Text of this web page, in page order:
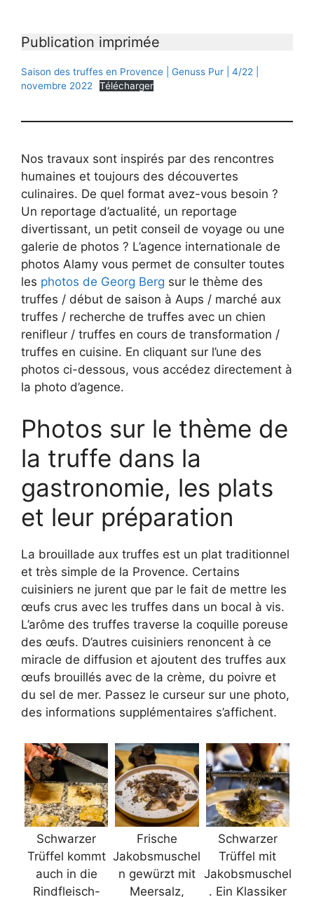
Publication imprimée
Saison des truffes en Provence | Genuss Pur | 4/22 |
novembre 2022
Télécharger
Nos travaux sont inspirés par des rencontres
humaines et toujours des découvertes
culinaires. De quel format avez-vous besoin ?
Un reportage d’actualité, un reportage
divertissant, un petit conseil de voyage ou une
galerie de photos ? L’agence internationale de
photos Alamy vous permet de consulter toutes
les photos de Georg Berg sur le thème des
truffes / début de saison à Aups / marché aux
truffes / recherche de truffes avec un chien
renifleur / truffes en cours de transformation /
truffes en cuisine. En cliquant sur l’une des
photos ci-dessous, vous accédez directement à
la photo d’agence.
Photos sur le thème de
la truffe dans la
gastronomie, les plats
et leur préparation
La brouillade aux truffes est un plat traditionnel
et très simple de la Provence. Certains
cuisiniers ne jurent que par le fait de mettre les
œufs crus avec les truffes dans un bocal à vis.
L’arôme des truffes traverse la coquille poreuse
des œufs. D’autres cuisiniers renoncent à ce
miracle de diffusion et ajoutent des truffes aux
œufs brouillés avec de la crème, du poivre et
du sel de mer. Passez le curseur sur une photo,
des informations supplémentaires s’affichent.
Schwarzer
Trüffel kommt
auch in die
Rindfleisch-
Frische
Jakobsmuschel
n gewürzt mit
Meersalz,
Schwarzer
Trüffel mit
Jakobsmuschel
. Ein Klassiker